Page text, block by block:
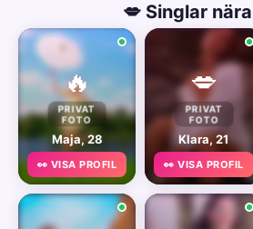
💋 Singlar
🔥
PRIVAT
FOTO
Maja, 28
👀 VISA PROFIL
💋
PRIVAT
FOTO
Klara, 21
👀 VISA PROFIL